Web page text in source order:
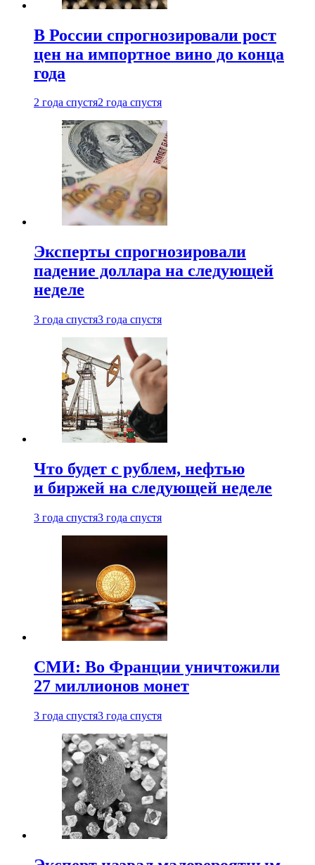
В России спрогнозировали рост
цен на импортное вино до конца
года
2 года спустя2 года спустя
Эксперты спрогнозировали
падение доллара на следующей
неделе
3 года спустя3 года спустя
Что будет с рублем, нефтью
и биржей на следующей неделе
3 года спустя3 года спустя
СМИ: Во Франции уничтожили
27 миллионов монет
3 года спустя3 года спустя